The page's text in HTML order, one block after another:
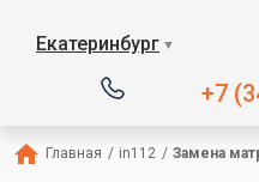
Екатеринбург ▼
+7
Главная / in112 / Замена